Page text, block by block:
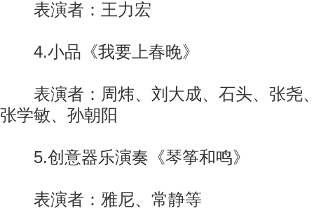
表演者：王力宏
4.小品《我要上春晚》
表演者：周炜、刘大成、石头、张尧
张学敏、孙朝阳
5.创意器乐演奏《琴筝和鸣》
表演者：雅尼、常静等